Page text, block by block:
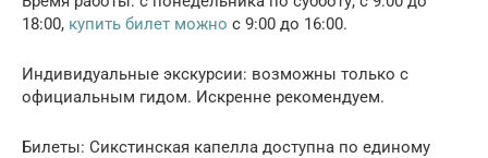
18:00, купить билет можно с 9:00 до 16:00.
Индивидуальные экскурсии: возможны только с
официальным гидом. Искренне рекомендуем.
Билеты: Сикстинская капелла доступна по единому